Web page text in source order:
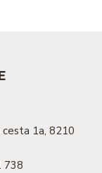
cesta 1a, 8210
738